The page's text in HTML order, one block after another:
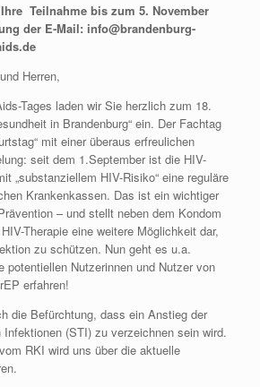
Teilnahme bis zum 5. November
der E-Mail: info@brandenburg-
Herren,
Tages laden wir Sie herzlich zum 18.
in Brandenburg“ ein. Der Fachtag
mit einer überaus erfreulichen
seit dem 1.September ist die HIV-
„substanziellem HIV-Risiko“ eine reguläre
Krankenkassen. Das ist ein wichtiger
– und stellt neben dem Kondom
Therapie eine weitere Möglichkeit dar,
zu schützen. Nun geht es u.a.
potentiellen Nutzerinnen und Nutzer von
erfahren!
die Befürchtung, dass ein Anstieg der
Infektionen (STI) zu verzeichnen sein wird.
RKI wird uns über die aktuelle